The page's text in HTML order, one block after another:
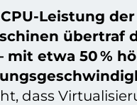
Leistung
übertraf
mit etwa 50 %
dass